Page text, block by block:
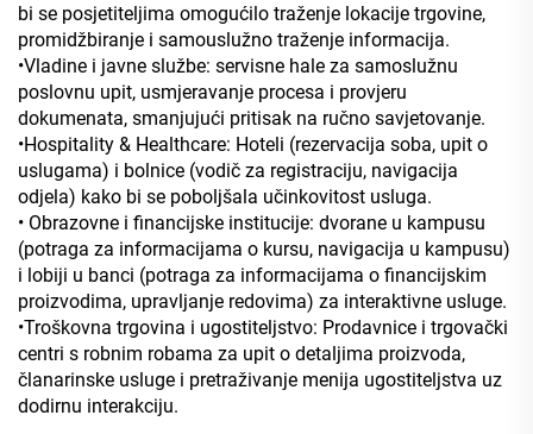
bi se posjetiteljima omogućilo traženje lokacije trgovine,
promidžbiranje i samouslužno traženje informacija.
•Vladine i javne službe: servisne hale za samoslužnu
poslovnu upit, usmjeravanje procesa i provjeru
dokumenata, smanjujući pritisak na ručno savjetovanje.
•Hospitality & Healthcare: Hoteli (rezervacija soba, upit o
uslugama) i bolnice (vodič za registraciju, navigacija
odjela) kako bi se poboljšala učinkovitost usluga.
• Obrazovne i financijske institucije: dvorane u kampusu
(potraga za informacijama o kursu, navigacija u kampusu)
i lobiji u banci (potraga za informacijama o financijskim
proizvodima, upravljanje redovima) za interaktivne usluge.
•Troškovna trgovina i ugostiteljstvo: Prodavnice i trgovački
centri s robnim robama za upit o detaljima proizvoda,
članarinske usluge i pretraživanje menija ugostiteljstva uz
dodirnu interakciju.